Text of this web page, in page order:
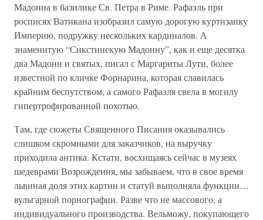
Мадонна в базилике Св. Петра в Риме. Рафаэль при
росписях Ватикана изобразил самую дорогую куртизанку
Империю, подружку нескольких кардиналов. А
знаменитую “Сикстинскую Мадонну”, как и еще десятка
два Мадонн и святых, писал с Маргариты Лути, более
известной по кличке Форнарина, которая славилась
крайним беспутством, а самого Рафаэля свела в могилу
гипертрофированной похотью.
Там, где сюжеты Священного Писания оказывались
слишком скромными для заказчиков, на выручку
приходила антика. Кстати, восхищаясь сейчас в музеях
шедеврами Возрождения, мы забываем, что в свое время
львиная доля этих картин и статуй выполняла функции…
вульгарной порнографии. Разве что не массового, а
индивидуального производства. Вельможу, покупающего